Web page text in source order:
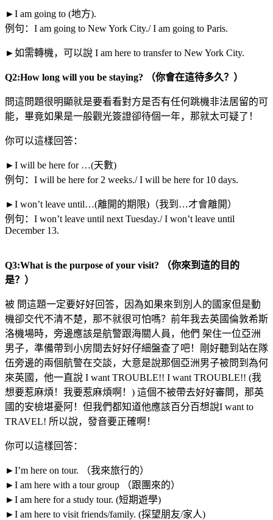
►I am going to (地方).
例句：I am going to New York City./ I am going to Paris.
►如需轉機，可以說 I am here to transfer to New York City.
Q2:How long will you be staying? （你會在這待多久？）
問這問題很明顯就是要看看對方是否有任何跳機非法居留的可
能，畢竟如果是一般觀光簽證卻待個一年，那就太可疑了！
你可以這樣回答：
►I will be here for …(天數)
例句：I will be here for 2 weeks./ I will be here for 10 days.
►I won’t leave until…(離開的期限)（我到…才會離開）
例句：I won’t leave until next Tuesday./ I won’t leave until
December 13.
Q3:What is the purpose of your visit? （你來到這的目的
是？）
被 問這題一定要好好回答，因為如果來到別人的國家但是動
機卻交代不清不楚，那不就很可怕嗎？前年我去英國倫敦希斯
洛機場時，旁邊應該是航警跟海關人員，他們 架住一位亞洲
男子，準備帶到小房間去好好仔細盤查了吧！剛好聽到站在隊
伍旁邊的兩個航警在交談，大意是說那個亞洲男子被問到為何
來英國，他一直說 I want TROUBLE!! I want TROUBLE!! (我
想要惹麻煩！我要惹麻煩啊！) 這個不被帶去好好審問，那英
國的安檢堪憂阿！但我們都知道他應該百分百想說I want to
TRAVEL! 所以說，發音要正確啊！
你可以這樣回答：
►I’m here on tour. （我來旅行的）
►I am here with a tour group （跟團來的）
►I am here for a study tour. (短期遊學)
►I am here to visit friends/family. (探望朋友/家人)